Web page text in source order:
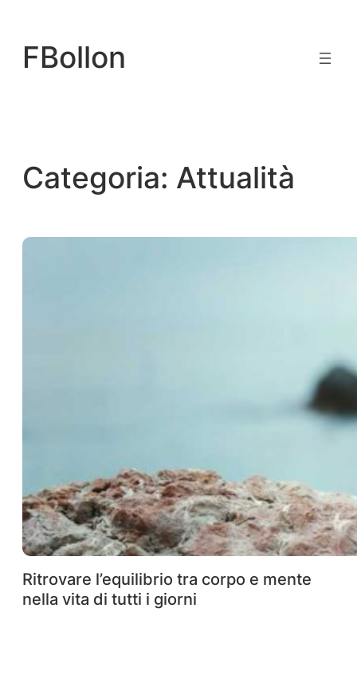
contenuto
FBollon
Categoria: Attualità
Ritrovare l’equilibrio tra corpo e mente
nella vita di tutti i giorni